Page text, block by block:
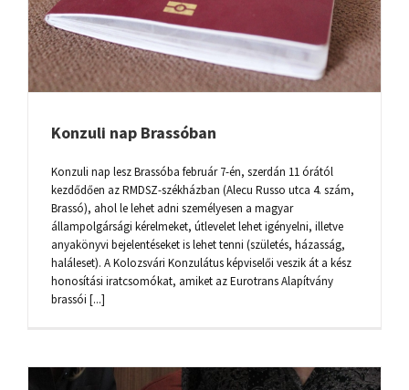
Konzuli nap Brassóban
Konzuli nap lesz Brassóba február 7-én, szerdán 11 órától
kezdődően az RMDSZ-székházban (Alecu Russo utca 4. szám,
Brassó), ahol le lehet adni személyesen a magyar
állampolgársági kérelmeket, útlevelet lehet igényelni, illetve
anyakönyvi bejelentéseket is lehet tenni (születés, házasság,
haláleset). A Kolozsvári Konzulátus képviselői veszik át a kész
honosítási iratcsomókat, amiket az Eurotrans Alapítvány
brassói [...]